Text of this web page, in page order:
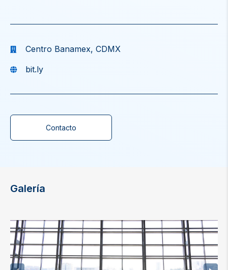
Centro Banamex, CDMX
bit.ly
Contacto
Galería